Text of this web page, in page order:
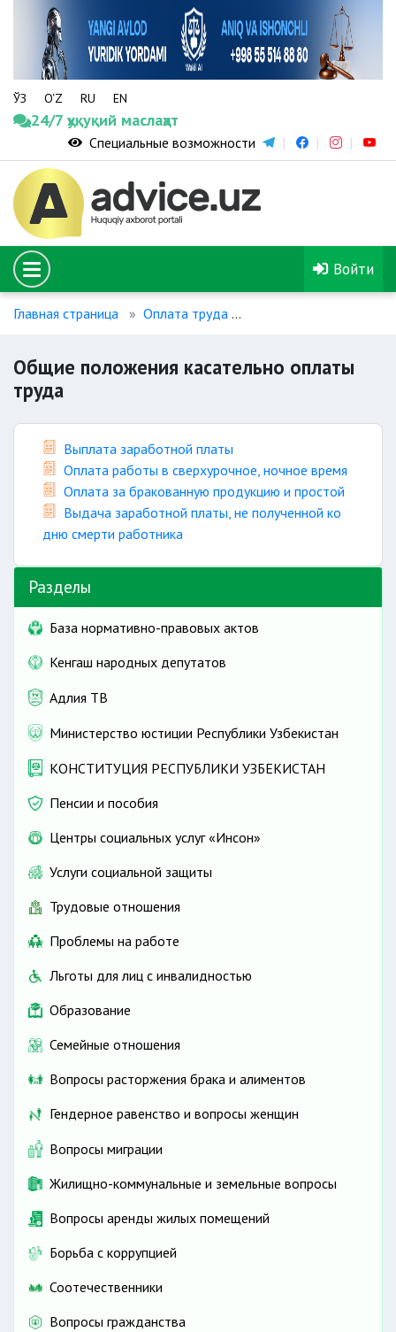
ЎЗ O‘Z RU EN
24/7 ҳуқуқий маслаҳат
Специальные возможности
Войти
Главная страница Оплата труда
Общие положения касательно оплаты
труда
Выплата заработной платы
Оплата работы в сверхурочное, ночное время
Оплата за бракованную продукцию и простой
Выдача заработной платы, не полученной ко
дню смерти работника
Разделы
База нормативно-правовых актов
Кенгаш народных депутатов
Адлия ТВ
Министерство юстиции Республики Узбекистан
КОНСТИТУЦИЯ РЕСПУБЛИКИ УЗБЕКИСТАН
Пенсии и пособия
Центры социальных услуг «Инсон»
Услуги социальной защиты
Трудовые отношения
Проблемы на работе
Льготы для лиц с инвалидностью
Образование
Семейные отношения
Вопросы расторжения брака и алиментов
Гендерное равенство и вопросы женщин
Вопросы миграции
Жилищно-коммунальные и земельные вопросы
Вопросы аренды жилых помещений
Борьба с коррупцией
Соотечественники
Вопросы гражданства